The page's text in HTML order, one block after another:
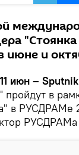
июне и
июн –
пройдут в
в РУСДРАМе